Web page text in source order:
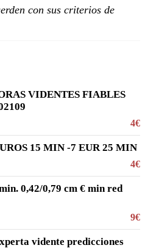
con sus criterios de
VIDENTES FIABLES
4€
15 MIN -7 EUR 25 MIN
4€
0,42/0,79 cm € min red
9€
vidente predicciones